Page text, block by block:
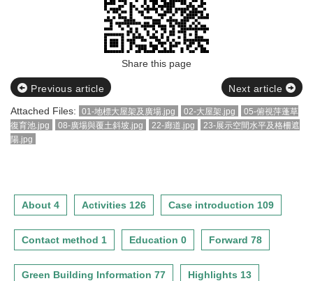
Share this page
Previous article
Next article
Attached Files:
01-地標大屋架及廣場.jpg 02-大屋架.jpg
05-俯視萍蓬草
復育池.jpg
08-廣場與覆土斜坡.jpg 22-廊道.jpg
23-展示空間水平及格柵遮
陽.jpg
About 4 Activities 126 Case introduction 109
Contact method 1 Education 0 Forward 78
Green Building Information 77 Highlights 13